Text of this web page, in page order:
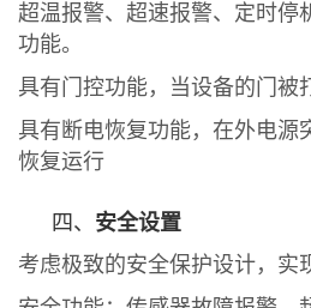
超温报警、超速报警、定时停
功能。
具有门控功能，当设备的门被
具有断电恢复功能，在外电源
恢复运行
四、 安全设置
考虑极致的安全保护设计，实